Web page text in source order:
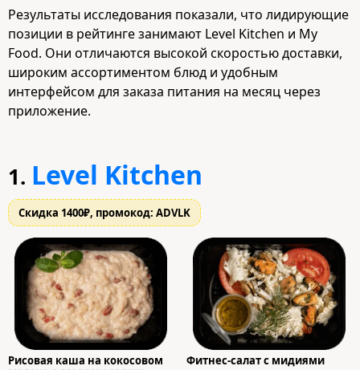
Результаты исследования показали, что лидирующие
позиции в рейтинге занимают Level Kitchen и My
Food. Они отличаются высокой скоростью доставки,
широким ассортиментом блюд и удобным
интерфейсом для заказа питания на месяц через
приложение.
1. Level Kitchen
Скидка 1400₽, промокод: ADVLK
Рисовая каша на кокосовом
Фитнес-салат с мидиями